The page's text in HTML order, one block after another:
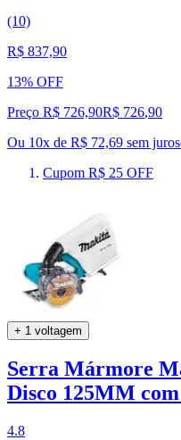
(10)
R$ 837,90
13% OFF
Preço R$ 726,90R$ 726,90
Ou 10x de R$ 72,69 sem juros
Cupom R$ 25 OFF
+ 1 voltagem
Serra Mármore
Disco 125MM
4.8